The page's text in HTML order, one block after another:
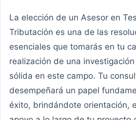
La elección de un Asesor en
Tributación es una de las
esenciales que tomarás en tu
realización de una
sólida en este campo. Tu
desempeñará un papel
éxito, brindándote orientación,